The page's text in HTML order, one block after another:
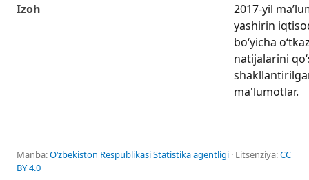
Izoh
2017-yil
yashirin
boʻyicha
natijalarini
ma'lumotlar.
Manba:Oʻzbekiston Respublikasi Statistika agentligi · Litsenziya:CC
BY 4.0